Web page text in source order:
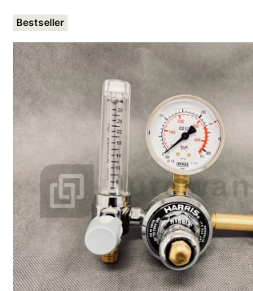
Bestseller